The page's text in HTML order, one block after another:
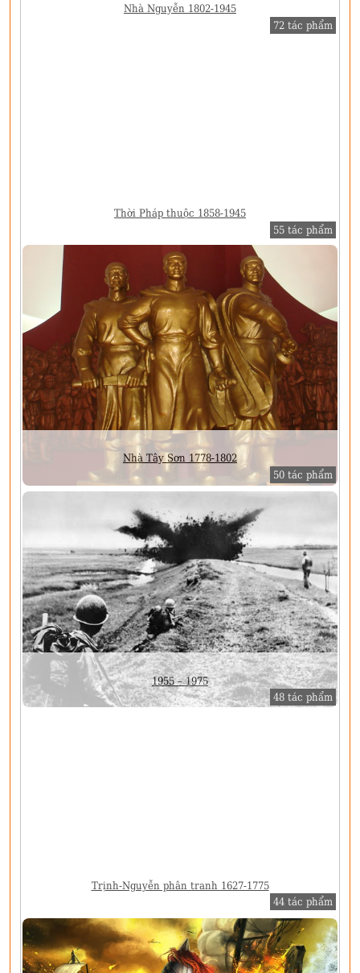
Nhà Nguyễn 1802-1945
72 tác phẩm
Thời Pháp thuộc 1858-1945
55 tác phẩm
Nhà Tây Sơn 1778-1802
50 tác phẩm
1955 – 1975
48 tác phẩm
Trịnh-Nguyễn phân tranh 1627-1775
44 tác phẩm